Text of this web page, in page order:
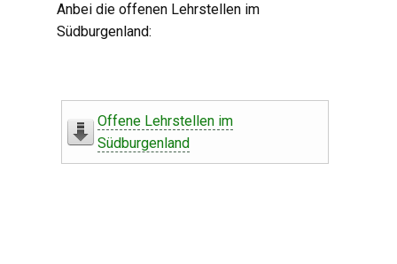
Anbei die offenen Lehrstellen im
Südburgenland:
Offene Lehrstellen im
Südburgenland